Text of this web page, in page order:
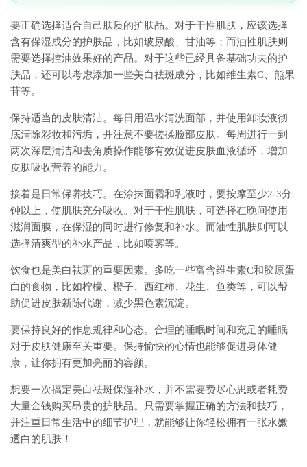
要正确选择适合自己肤质的护肤品。对于干性肌肤，应该选择
含有保湿成分的护肤品，比如玻尿酸、甘油等；而油性肌肤则
需要选择控油效果好的产品。对于这些已经具备基础功夫的护
肤品，还可以考虑添加一些美白祛斑成分，比如维生素C、熊果
苷等。
保持适当的皮肤清洁。每日用温水清洗面部，并使用卸妆液彻
底清除彩妆和污垢，并注意不要搓揉脸部皮肤。每周进行一到
两次深层清洁和去角质操作能够有效促进皮肤血液循环，增加
皮肤吸收营养的能力。
接着是日常保养技巧。在涂抹面霜和乳液时，要按摩至少2-3分
钟以上，使肌肤充分吸收。对于干性肌肤，可选择在晚间使用
滋润面膜，在保湿的同时进行修复和补水。而油性肌肤则可以
选择清爽型的补水产品，比如喷雾等。
饮食也是美白祛斑的重要因素。多吃一些富含维生素C和胶原蛋
白的食物，比如柠檬、橙子、西红柿、花生、鱼类等，可以帮
助促进皮肤新陈代谢，减少黑色素沉淀。
要保持良好的作息规律和心态。合理的睡眠时间和充足的睡眠
对于皮肤健康至关重要。保持愉快的心情也能够促进身体健
康，让你拥有更加亮丽的容颜。
想要一次搞定美白祛斑保湿补水，并不需要费尽心思或者耗费
大量金钱购买昂贵的护肤品。只需要掌握正确的方法和技巧，
并注重日常生活中的细节护理，就能够让你轻松拥有一张水嫩
透白的肌肤！